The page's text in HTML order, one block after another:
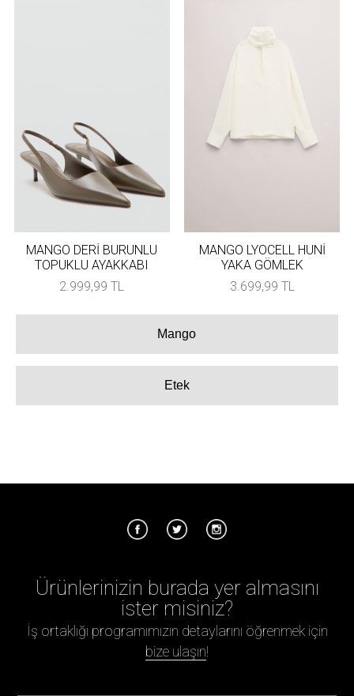
MANGO DERİ BURUNLU
TOPUKLU AYAKKABI
2.999,99 TL
MANGO LYOCELL HUNİ
YAKA GÖMLEK
3.699,99 TL
Mango
Etek
Ürünlerinizin burada yer almasını
ister misiniz?
İş ortaklığı programımızın detaylarını öğrenmek için
bize ulaşın!